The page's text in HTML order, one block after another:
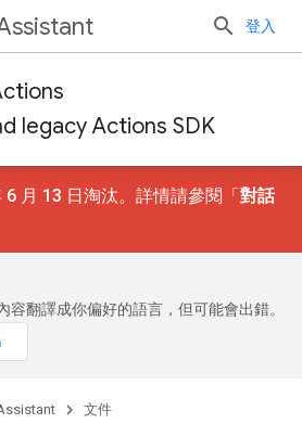
登入
legacy Actions SDK
月 13 日淘汰。詳情請參閱「對話
容翻譯成你偏好的語言，但可能會出錯。
文件